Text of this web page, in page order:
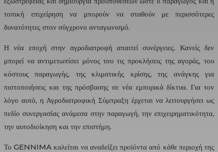
τοπική επιχείρηση να μπορούν να σταθούν με περισσότερες
δυνατότητες στον σύγχρονο ανταγωνισμό.
Η νέα εποχή στην αγροδιατροφή απαιτεί συνέργειες. Κανείς δεν
μπορεί να αντιμετωπίσει μόνος του τις προκλήσεις της αγοράς, του
κόστους παραγωγής, της κλιματικής κρίσης, της ανάγκης για
πιστοποιήσεις και της πρόσβασης σε νέα εμπορικά δίκτυα. Για τον
λόγο αυτό, η Αγροδιατροφική Σύμπραξη έρχεται να λειτουργήσει ως
πεδίο συνεργασίας ανάμεσα στην παραγωγή, την επιχειρηματικότητα,
την αυτοδιοίκηση και την επιστήμη.
Το GENNIMA καλείται να αναδείξει προϊόντα από κάθε περιοχή της